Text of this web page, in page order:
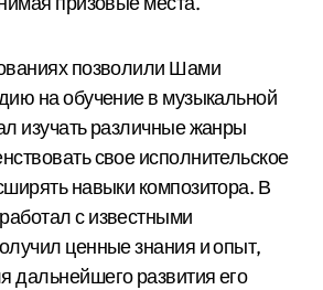
позволили Шами
на обучение в музыкальной
изучать различные жанры
свое исполнительское
навыки композитора. В
с известными
ценные знания и опыт,
дальнейшего развития его